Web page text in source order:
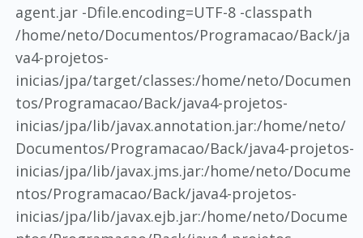
agent.jar -Dfile.encoding=UTF-8 -classpath
/home/neto/Documentos/Programacao/Back/ja
va4-projetos-
inicias/jpa/target/classes:/home/neto/Documen
tos/Programacao/Back/java4-projetos-
inicias/jpa/lib/javax.annotation.jar:/home/neto/
Documentos/Programacao/Back/java4-projetos-
inicias/jpa/lib/javax.jms.jar:/home/neto/Docume
ntos/Programacao/Back/java4-projetos-
inicias/jpa/lib/javax.ejb.jar:/home/neto/Docume